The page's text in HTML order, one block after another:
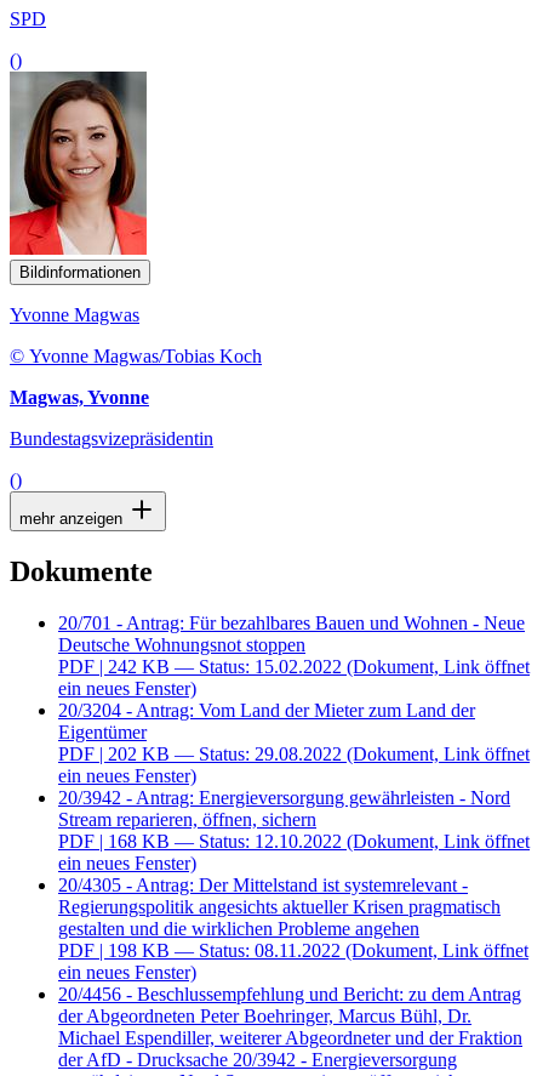
SPD
()
Bildinformationen
Yvonne Magwas
© Yvonne Magwas/Tobias Koch
Magwas, Yvonne
Bundestagsvizepräsidentin
()
mehr anzeigen
Dokumente
20/701 - Antrag: Für bezahlbares Bauen und Wohnen - Neue
Deutsche Wohnungsnot stoppen
PDF | 242 KB — Status: 15.02.2022 (Dokument, Link öffnet
ein neues Fenster)
20/3204 - Antrag: Vom Land der Mieter zum Land der
Eigentümer
PDF | 202 KB — Status: 29.08.2022 (Dokument, Link öffnet
ein neues Fenster)
20/3942 - Antrag: Energieversorgung gewährleisten - Nord
Stream reparieren, öffnen, sichern
PDF | 168 KB — Status: 12.10.2022 (Dokument, Link öffnet
ein neues Fenster)
20/4305 - Antrag: Der Mittelstand ist systemrelevant -
Regierungspolitik angesichts aktueller Krisen pragmatisch
gestalten und die wirklichen Probleme angehen
PDF | 198 KB — Status: 08.11.2022 (Dokument, Link öffnet
ein neues Fenster)
20/4456 - Beschlussempfehlung und Bericht: zu dem Antrag
der Abgeordneten Peter Boehringer, Marcus Bühl, Dr.
Michael Espendiller, weiterer Abgeordneter und der Fraktion
der AfD - Drucksache 20/3942 - Energieversorgung